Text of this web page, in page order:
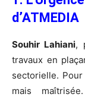
d’ATMEDIA
Souhir Lahiani,
travaux en
sectorielle. Pour
mais